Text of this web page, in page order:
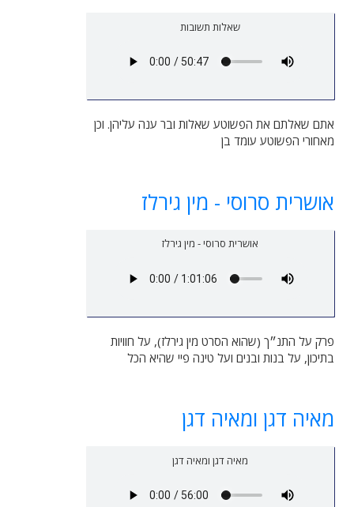
שאלות תשובות
אתם שאלתם את הפשוטע שאלות ובר ענה עליהן. וכן
מאחורי הפשוטע עומד בן
אושרית סרוסי - מין גירלז
אושרית סרוסי - מין גירלז
פרק על התנ״ך (שהוא הסרט מין גירלז), על חוויות
בתיכון, על בנות ובנים ועל טינה פיי שהיא הכל
מאיה דגן ומאיה דגן
מאיה דגן ומאיה דגן